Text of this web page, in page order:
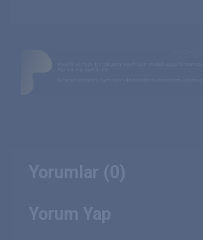
Yorumlar (0)
Yorum Yap